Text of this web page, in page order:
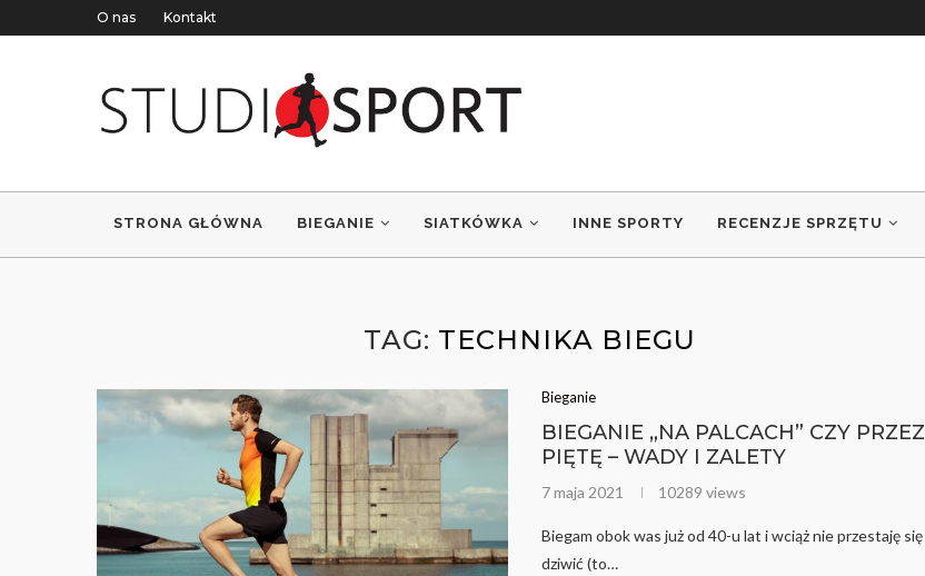
O nas Kontakt
STRONA GŁÓWNA BIEGANIE SIATKÓWKA INNE SPORTY RECENZJE SPRZĘTU
TAG: TECHNIKA BIEGU
Bieganie
BIEGANIE „NA PALCACH” CZY PRZEZ
PIĘTĘ – WADY I ZALETY
7 maja 2021 10289 views
Biegam obok was już od 40-u lat i wciąż nie przestaję się
dziwić (to…